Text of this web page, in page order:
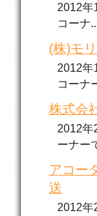
2012年
コーナ
(株)モ
2012年
コーナ
株式会
2012年
ーナー
アコー
送
2012年